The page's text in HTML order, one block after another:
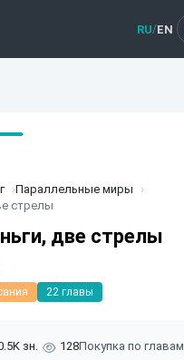
RU/EN
Параллельные миры
стрелы
две стрелы
22 главы
зн. 128Покупка по главам